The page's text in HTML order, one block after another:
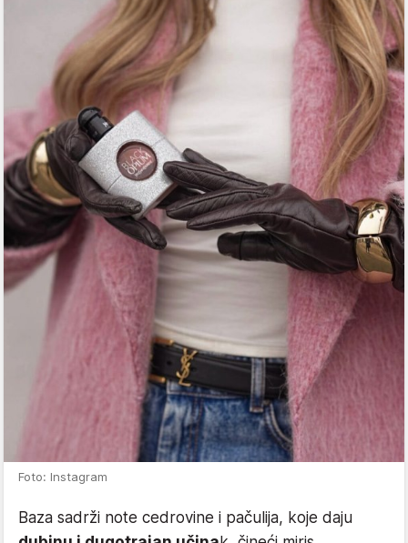
Foto: Instagram
Baza sadrži note cedrovine i pačulija, koje daju